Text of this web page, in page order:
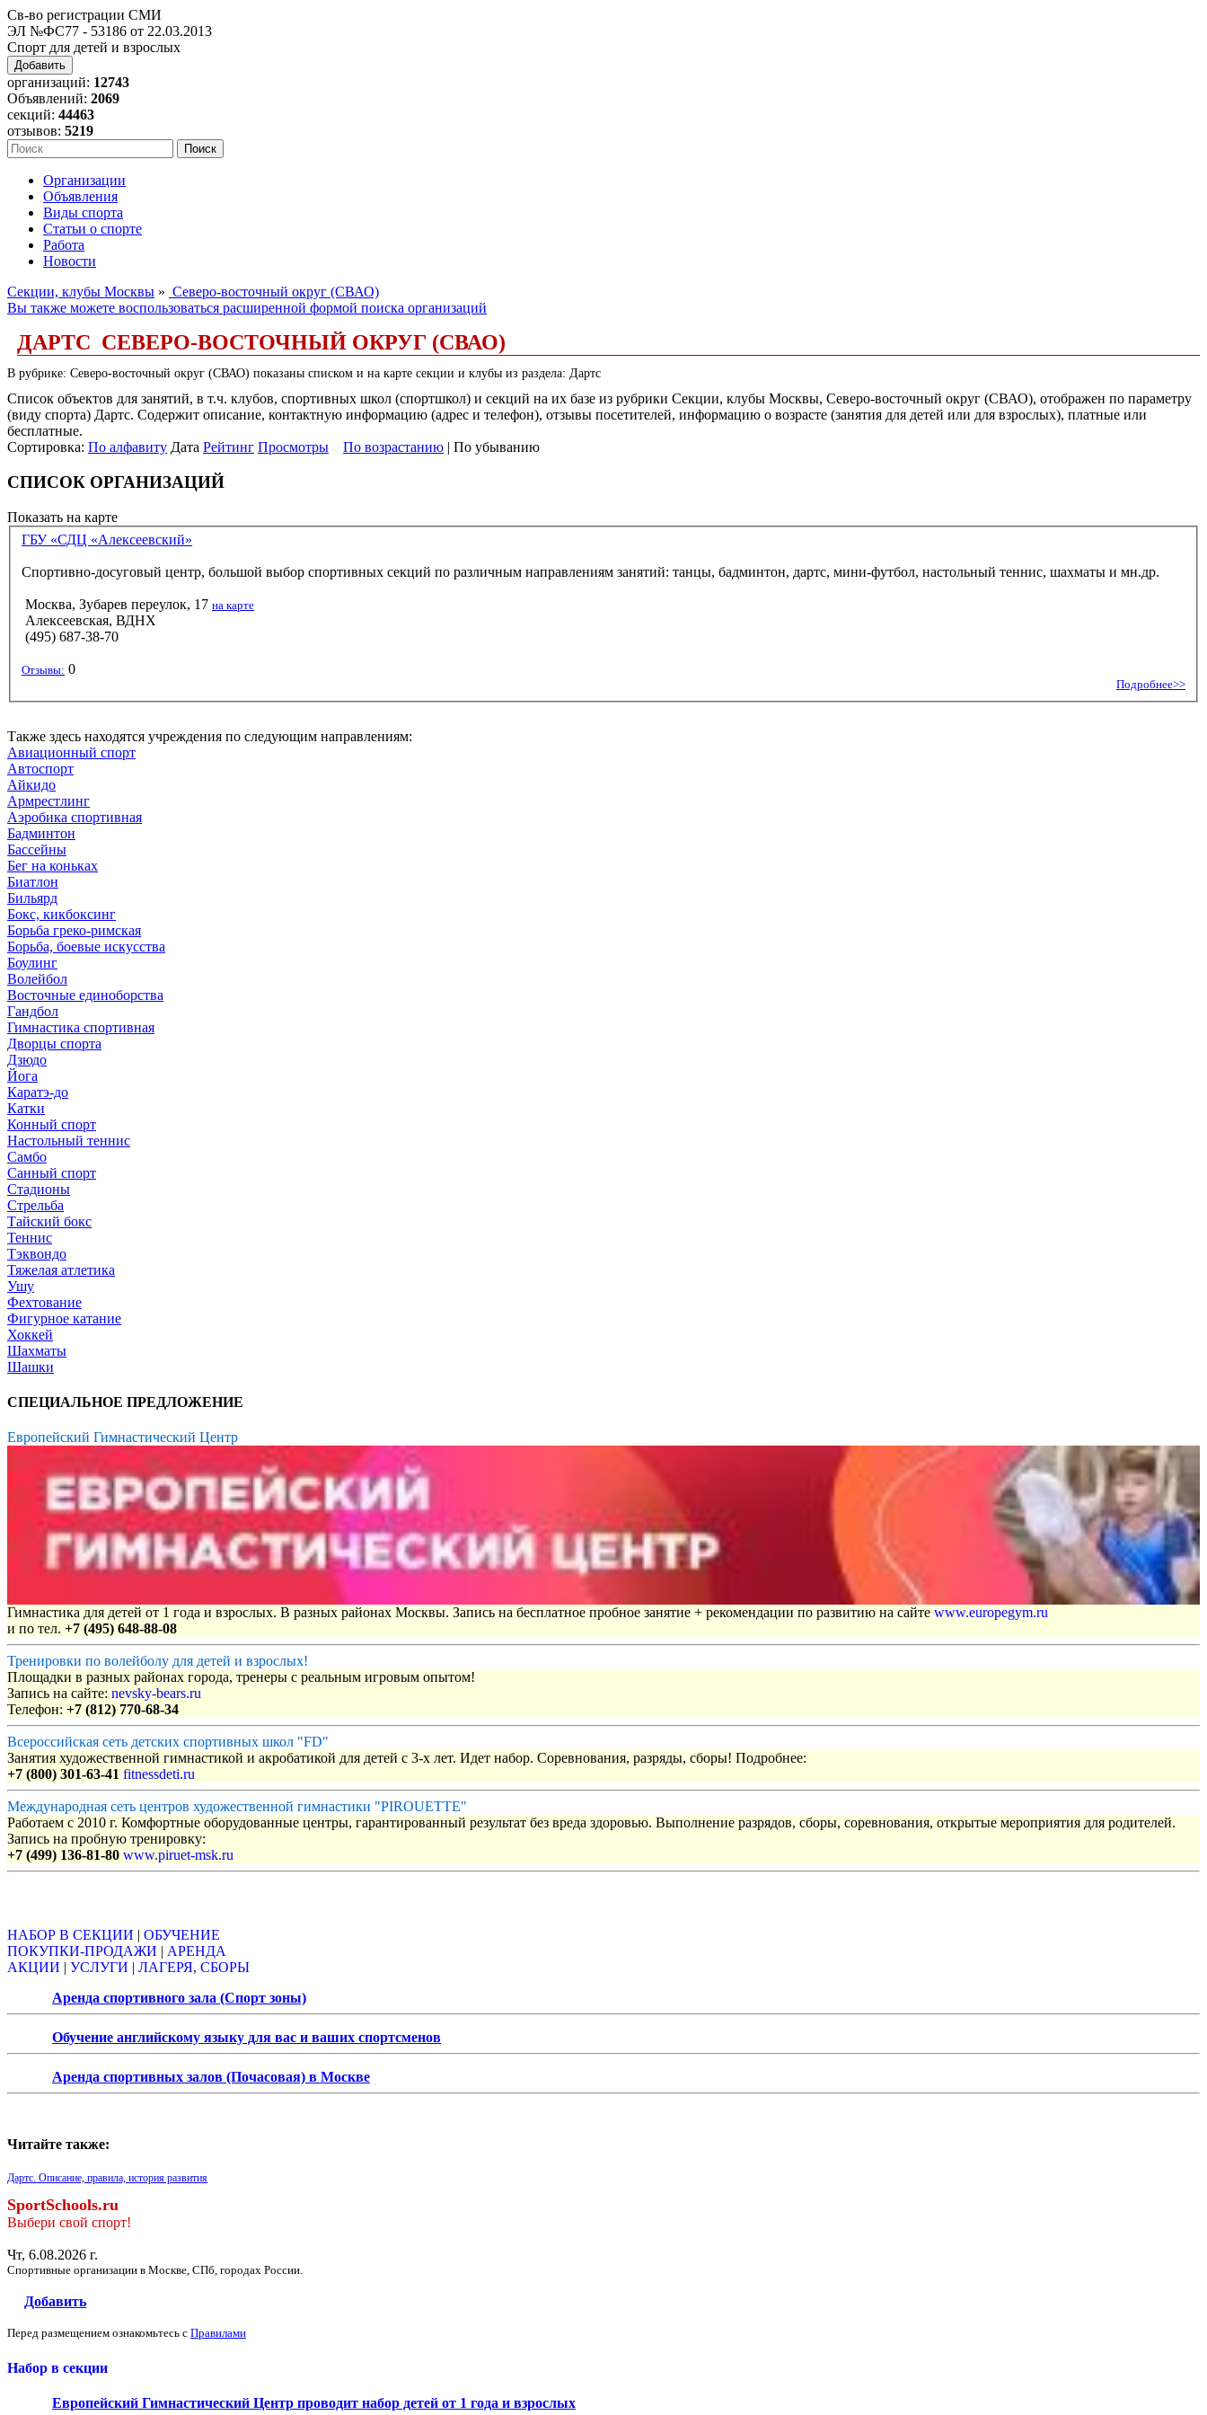
Св-во регистрации СМИ
ЭЛ №ФС77 - 53186 от 22.03.2013
Спорт для детей и взрослых
Добавить
организаций: 12743
Объявлений: 2069
секций: 44463
отзывов: 5219
Организации
Объявления
Виды спорта
Статьи о спорте
Работа
Новости
Секции, клубы Москвы » Северо-восточный округ (СВАО)
Вы также можете воспользоваться расширенной формой поиска организаций
ДАРТС СЕВЕРО-ВОСТОЧНЫЙ ОКРУГ (СВАО)
В рубрике: Северо-восточный округ (СВАО) показаны списком и на карте секции и клубы из раздела: Дартс
Список объектов для занятий, в т.ч. клубов, спортивных школ (спортшкол) и секций на их базе из рубрики Секции, клубы Москвы, Северо-восточный округ (СВАО), отображен по параметру
(виду спорта) Дартс. Содержит описание, контактную информацию (адрес и телефон), отзывы посетителей, информацию о возрасте (занятия для детей или для взрослых), платные или
бесплатные.
Сортировка: По алфавиту Дата Рейтинг Просмотры По возрастанию | По убыванию
СПИСОК ОРГАНИЗАЦИЙ
Показать на карте
ГБУ «СДЦ «Алексеевский»
Спортивно-досуговый центр, большой выбор спортивных секций по различным направлениям занятий: танцы, бадминтон, дартс, мини-футбол, настольный теннис, шахматы и мн.др.
Москва, Зубарев переулок, 17 на карте
Алексеевская, ВДНХ
(495) 687-38-70
Отзывы: 0
Подробнее>>
Также здесь находятся учреждения по следующим направлениям:
Авиационный спорт
Автоспорт
Айкидо
Армрестлинг
Аэробика спортивная
Бадминтон
Бассейны
Бег на коньках
Биатлон
Бильярд
Бокс, кикбоксинг
Борьба греко-римская
Борьба, боевые искусства
Боулинг
Волейбол
Восточные единоборства
Гандбол
Гимнастика спортивная
Дворцы спорта
Дзюдо
Йога
Каратэ-до
Катки
Конный спорт
Настольный теннис
Самбо
Санный спорт
Стадионы
Стрельба
Тайский бокс
Теннис
Тэквондо
Тяжелая атлетика
Ушу
Фехтование
Фигурное катание
Хоккей
Шахматы
Шашки
СПЕЦИАЛЬНОЕ ПРЕДЛОЖЕНИЕ
Европейский Гимнастический Центр
Гимнастика для детей от 1 года и взрослых. В разных районах Москвы. Запись на бесплатное пробное занятие + рекомендации по развитию на сайте www.europegym.ru
и по тел. +7 (495) 648-88-08
Тренировки по волейболу для детей и взрослых!
Площадки в разных районах города, тренеры с реальным игровым опытом!
Запись на сайте: nevsky-bears.ru
Телефон: +7 (812) 770-68-34
Всероссийская сеть детских спортивных школ "FD"
Занятия художественной гимнастикой и акробатикой для детей с 3-х лет. Идет набор. Соревнования, разряды, сборы! Подробнее:
+7 (800) 301-63-41 fitnessdeti.ru
Международная сеть центров художественной гимнастики "PIROUETTE"
Работаем с 2010 г. Комфортные оборудованные центры, гарантированный результат без вреда здоровью. Выполнение разрядов, сборы, соревнования, открытые мероприятия для родителей.
Запись на пробную тренировку:
+7 (499) 136-81-80 www.piruet-msk.ru
НАБОР В СЕКЦИИ | ОБУЧЕНИЕ
ПОКУПКИ-ПРОДАЖИ | АРЕНДА
АКЦИИ | УСЛУГИ | ЛАГЕРЯ, СБОРЫ
Аренда спортивного зала (Спорт зоны)
Обучение английскому языку для вас и ваших спортсменов
Аренда спортивных залов (Почасовая) в Москве
Читайте также:
Дартс. Описание, правила, история развития
SportSchools.ru
Выбери свой спорт!
Чт, 6.08.2026 г.
Спортивные организации в Москве, СПб, городах России.
Добавить
Перед размещением ознакомьтесь с Правилами
Набор в секции
Европейский Гимнастический Центр проводит набор детей от 1 года и взрослых